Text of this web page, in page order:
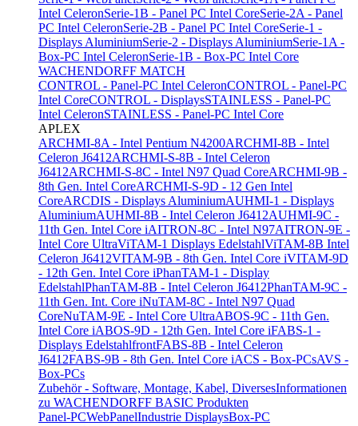
Intel CeleronSerie-1B - Panel PC Intel CoreSerie-2A - Panel
PC Intel CeleronSerie-2B - Panel PC Intel CoreSerie-1 -
Displays AluminiumSerie-2 - Displays AluminiumSerie-1A -
Box-PC Intel CeleronSerie-1B - Box-PC Intel Core
WACHENDORFF MATCH
CONTROL - Panel-PC Intel CeleronCONTROL - Panel-PC
Intel CoreCONTROL - DisplaysSTAINLESS - Panel-PC
Intel CeleronSTAINLESS - Panel-PC Intel Core
APLEX
ARCHMI-8A - Intel Pentium N4200ARCHMI-8B - Intel
Celeron J6412ARCHMI-S-8B - Intel Celeron
J6412ARCHMI-S-8C - Intel N97 Quad CoreARCHMI-9B -
8th Gen. Intel CoreARCHMI-S-9D - 12 Gen Intel
CoreARCDIS - Displays AluminiumAUHMI-1 - Displays
AluminiumAUHMI-8B - Intel Celeron J6412AUHMI-9C -
11th Gen. Intel Core iAITRON-8C - Intel N97AITRON-9E -
Intel Core UltraViTAM-1 Displays EdelstahlViTAM-8B Intel
Celeron J6412VITAM-9B - 8th Gen. Intel Core iVITAM-9D
- 12th Gen. Intel Core iPhanTAM-1 - Display
EdelstahlPhanTAM-8B - Intel Celeron J6412PhanTAM-9C -
11th Gen. Int. Core iNuTAM-8C - Intel N97 Quad
CoreNuTAM-9E - Intel Core UltraABOS-9C - 11th Gen.
Intel Core iABOS-9D - 12th Gen. Intel Core iFABS-1 -
Displays EdelstahlfrontFABS-8B - Intel Celeron
J6412FABS-9B - 8th Gen. Intel Core iACS - Box-PCsAVS -
Box-PCs
Zubehör - Software, Montage, Kabel, DiversesInformationen
zu WACHENDORFF BASIC Produkten
Panel-PCWebPanelIndustrie DisplaysBox-PC